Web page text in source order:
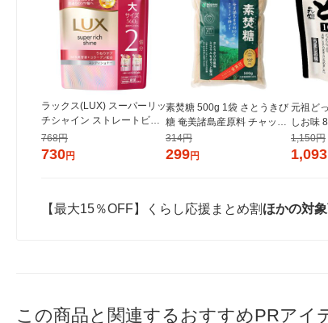
ラックス(LUX) スーパーリッ
チシャイン ストレートビュ
ーティー うねりケアコンデ
ィショナー 詰替 560g ユニ
リーバ
768円
730円
素焚糖 500g 1袋 さとうきび
糖 奄美諸島産原料 チャック
314円
299円
元祖ど
しお味
き 1セ
ンジャ
1,150円
1,093
【最大15％OFF】くらし応援まとめ割 ほかの対
この商品と関連するおすすめPRアイ